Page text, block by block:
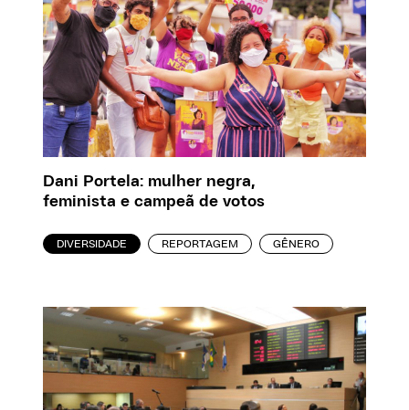
Dani Portela: mulher negra,
feminista e campeã de votos
DIVERSIDADE REPORTAGEM GÊNERO